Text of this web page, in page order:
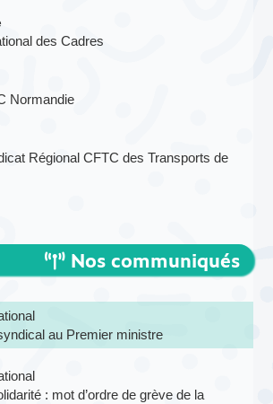
des Cadres
Normandie
Régional CFTC des Transports de
Nos communiqués
au Premier ministre
: mot d’ordre de grève de la